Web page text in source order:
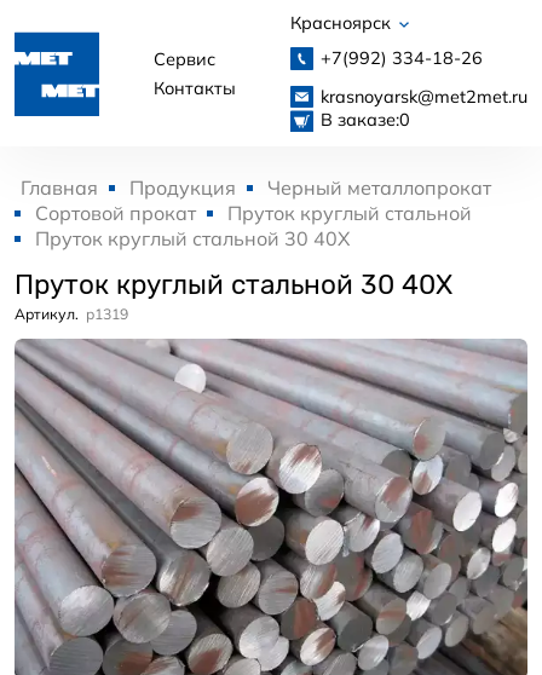
Сервис
Контакты
Красноярск
+7(992) 334-18-26
krasnoyarsk@met2met.ru
В заказе:0
Главная Продукция
Черный металлопрокат
Сортовой прокат
Пруток круглый стальной
Пруток круглый стальной 30 40Х
Пруток круглый стальной 30 40Х
Артикул. p1319